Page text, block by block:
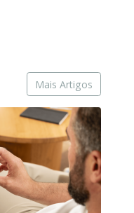
Mais Artigos